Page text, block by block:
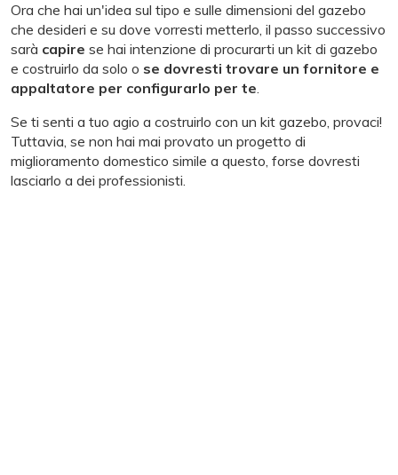
Ora che hai un'idea sul tipo e sulle dimensioni del gazebo
che desideri e su dove vorresti metterlo, il passo successivo
sarà capire se hai intenzione di procurarti un kit di gazebo
e costruirlo da solo o se dovresti trovare un fornitore e
appaltatore per configurarlo per te.
Se ti senti a tuo agio a costruirlo con un kit gazebo, provaci!
Tuttavia, se non hai mai provato un progetto di
miglioramento domestico simile a questo, forse dovresti
lasciarlo a dei professionisti.